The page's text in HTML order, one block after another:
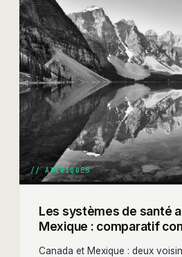
//AMÉRIQUES
Les systèmes de santé
Mexique : comparatif
Canada et Mexique : deux